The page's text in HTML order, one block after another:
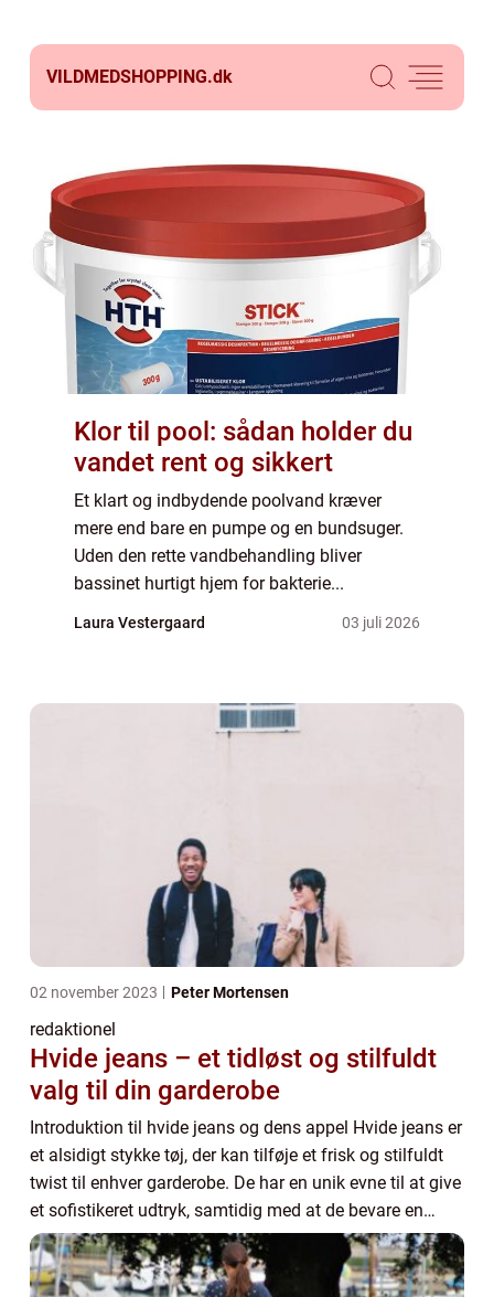
VILDMEDSHOPPING.dk
Klor til pool: sådan holder du
vandet rent og sikkert
Et klart og indbydende poolvand kræver
mere end bare en pumpe og en bundsuger.
Uden den rette vandbehandling bliver
bassinet hurtigt hjem for bakterie...
Laura Vestergaard 03 juli 2026
02 november 2023 Peter Mortensen
redaktionel
Hvide jeans – et tidløst og stilfuldt
valg til din garderobe
Introduktion til hvide jeans og dens appel Hvide jeans er
et alsidigt stykke tøj, der kan tilføje et frisk og stilfuldt
twist til enhver garderobe. De har en unik evne til at give
et sofistikeret udtryk, samtidig med at de bevare en
afslappet og ungd...